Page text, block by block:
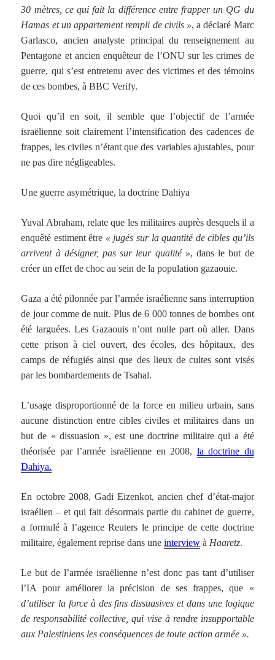
30 mètres, ce qui fait la différence entre frapper un QG du
Hamas et un appartement rempli de civils », a déclaré Marc
Garlasco, ancien analyste principal du renseignement au
Pentagone et ancien enquêteur de l’ONU sur les crimes de
guerre, qui s’est entretenu avec des victimes et des témoins
de ces bombes, à BBC Verify.
Quoi qu’il en soit, il semble que l’objectif de l’armée
israëlienne soit clairement l’intensification des cadences de
frappes, les civiles n’étant que des variables ajustables, pour
ne pas dire négligeables.
Une guerre asymétrique, la doctrine Dahiya
Yuval Abraham, relate que les militaires auprès desquels il a
enquêté estiment être « jugés sur la quantité de cibles qu’ils
arrivent à désigner, pas sur leur qualité », dans le but de
créer un effet de choc au sein de la population gazaouie.
Gaza a été pilonnée par l’armée israélienne sans interruption
de jour comme de nuit. Plus de 6 000 tonnes de bombes ont
été larguées. Les Gazaouis n’ont nulle part où aller. Dans
cette prison à ciel ouvert, des écoles, des hôpitaux, des
camps de réfugiés ainsi que des lieux de cultes sont visés
par les bombardements de Tsahal.
L’usage disproportionné de la force en milieu urbain, sans
aucune distinction entre cibles civiles et militaires dans un
but de « dissuasion », est une doctrine militaire qui a été
théorisée par l’armée israëlienne en 2008, la doctrine du
Dahiya.
En octobre 2008, Gadi Eizenkot, ancien chef d’état-major
israélien – et qui fait désormais partie du cabinet de guerre,
a formulé à l’agence Reuters le principe de cette doctrine
militaire, également reprise dans uneinterview à Haaretz.
Le but de l’armée israëlienne n’est donc pas tant d’utiliser
l’IA pour améliorer la précision de ses frappes, que «
d’utiliser la force à des fins dissuasives et dans une logique
de responsabilité collective, qui vise à rendre insupportable
aux Palestiniens les conséquences de toute action armée ».